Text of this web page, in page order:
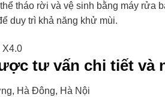
tháo rời và vệ sinh bằng máy rửa
duy trì khả năng khử mùi.
tư vấn chi tiết và
Hà Đông, Hà Nội